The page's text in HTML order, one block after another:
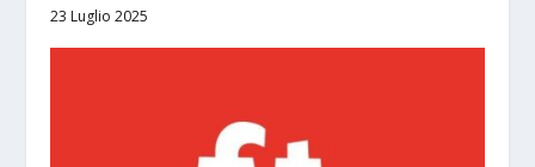
23 Luglio 2025